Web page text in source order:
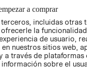
CONDICIONES
AVISO DE
PRIVACIDAD
GIFT CARD
AVISO DE
a comprar
incluidas otras
la
de usuario,
nuestros sitios web,
a través de plataformas
sobre el